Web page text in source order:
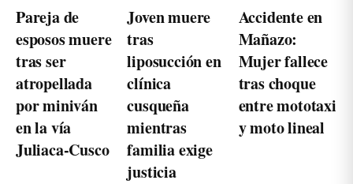
Pareja de
esposos muere
tras ser
atropellada
por miniván
en la vía
Juliaca-Cusco
Joven muere
tras
liposucción en
clínica
cusqueña
mientras
familia exige
justicia
Accidente en
Mañazo:
Mujer fallece
tras choque
entre mototaxi
y moto lineal